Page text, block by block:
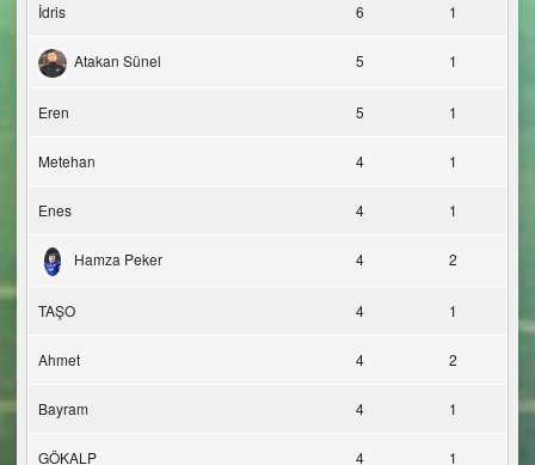
İdris 6 1
Atakan Sünel 5 1
Eren 5 1
Metehan 4 1
Enes 4 1
Hamza Peker 4 2
TAŞO 4 1
Ahmet 4 2
Bayram 4 1
GÖKALP 4 1